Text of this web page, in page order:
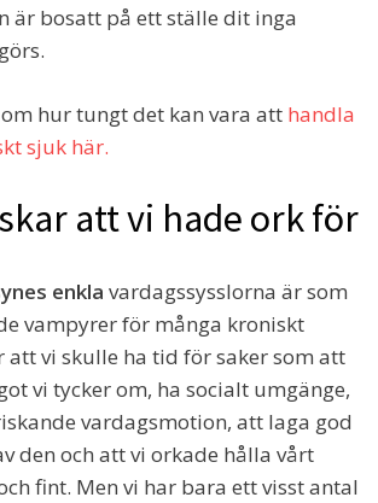
är bosatt på ett ställe dit inga
hur tungt det kan vara att handla
sjuk här.
att vi hade ork för
enkla vardagssysslorna är som
vampyrer för många kroniskt
att vi skulle ha tid för saker som att
vi tycker om, ha socialt umgänge,
vardagsmotion, att laga god
den och att vi orkade hålla vårt
fint. Men vi har bara ett visst antal